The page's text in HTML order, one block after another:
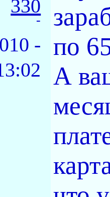
330
-
- по
А